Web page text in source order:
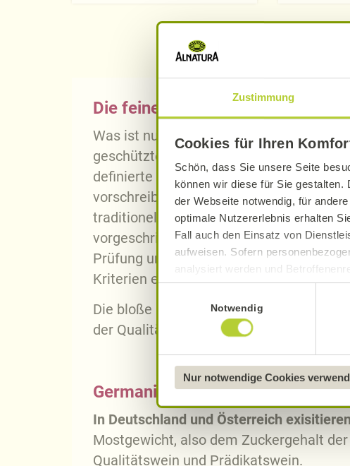
Zustimmung
Cookies für Ihren
Schön, dass Sie unsere Seite
können wir diese für Sie
der Webseite notwendig, für
optimale Nutzererlebnis erhalten
Fall auch den Einsatz von
aufweisen. Sofern
analysiert werden und
Datenverarbeitung und -
Datenschutzerklärung
Näheres über uns erfahren Sie in
Notwendig
Nur notwendige Cookies
Die feinen Unterschiede
Was ist nun der Unterschied zwischen
geschützter geografischer Angabe)?
definierte Region mit
vorschreiben oder bestimmte
traditionell sind und der Weintypizität
vorgeschriebenen Kriterien, muss man
Prüfung unterzogen, die nach
Kriterien erfolgt. Auf dem Etikett tragen
Die bloße Bezeichnung "Deutscher
der Qualitätspyramide an und zählten
Germanistische Qualitätssysteme
In Deutschland und Österreich
Mostgewicht, also dem Zuckergehalt
Qualitätswein und Prädikatswein.